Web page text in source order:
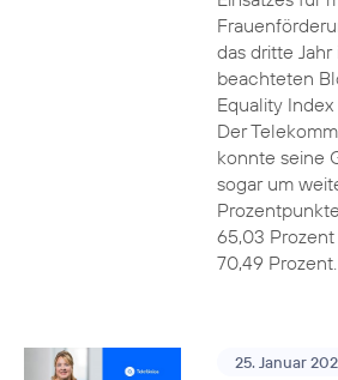
das dritte
beachteten
Equality
Der
konnte seine
sogar um
65,03
70,49 Prozent.
25. Januar